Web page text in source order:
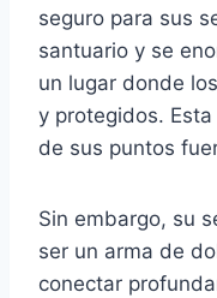
seguro para sus
santuario y se
un lugar donde
y protegidos.
de sus puntos
Sin embargo, su
ser un arma de
conectar